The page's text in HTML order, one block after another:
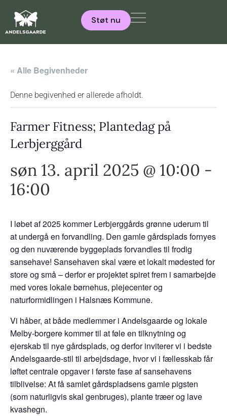
Støt nu
« Alle Begivenheder
Denne begivenhed er allerede afholdt.
Farmer Fitness; Plantedag på
Lerbjerggård
søn 13. april 2025 @ 10:00 -
16:00
I løbet af 2025 kommer Lerbjerggårds grønne uderum til
at undergå en forvandling. Den gamle gårdsplads fornyes
og den nuværende byggeplads forvandles til frodig
sansehave! Sansehaven skal være et lokalt mødested for
store og små – derfor er projektet spiret frem i samarbejde
med vores lokale børnehus, plejecenter og
naturformidlingen i Halsnæs Kommune.
Vi håber, at både medlemmer i Andelsgaarde og lokale
Melby-borgere kommer til at føle en tilknytning og
ejerskab til nye gårdsplads, og derfor inviterer vi i bedste
Andelsgaarde-stil til arbejdsdage, hvor vi i fællesskab får
løftet centrale opgaver i første fase af sansehavens
tilblivelse: At få samlet gårdspladsens gamle pigsten
(som naturligvis skal genbruges), plante træer og lave
kvashegn.